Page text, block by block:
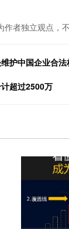
作者独立观点，
护中国企业合法
超过2500万